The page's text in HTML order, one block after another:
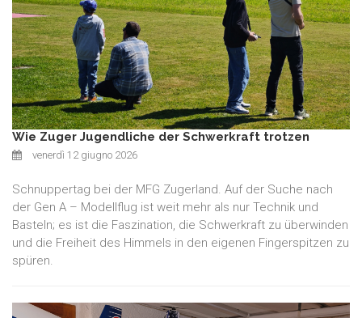
Wie Zuger Jugendliche der Schwerkraft trotzen
venerdì 12 giugno 2026
Schnuppertag bei der MFG Zugerland. Auf der Suche nach
der Gen A – Modellflug ist weit mehr als nur Technik und
Basteln; es ist die Faszination, die Schwerkraft zu überwinden
und die Freiheit des Himmels in den eigenen Fingerspitzen zu
spüren.